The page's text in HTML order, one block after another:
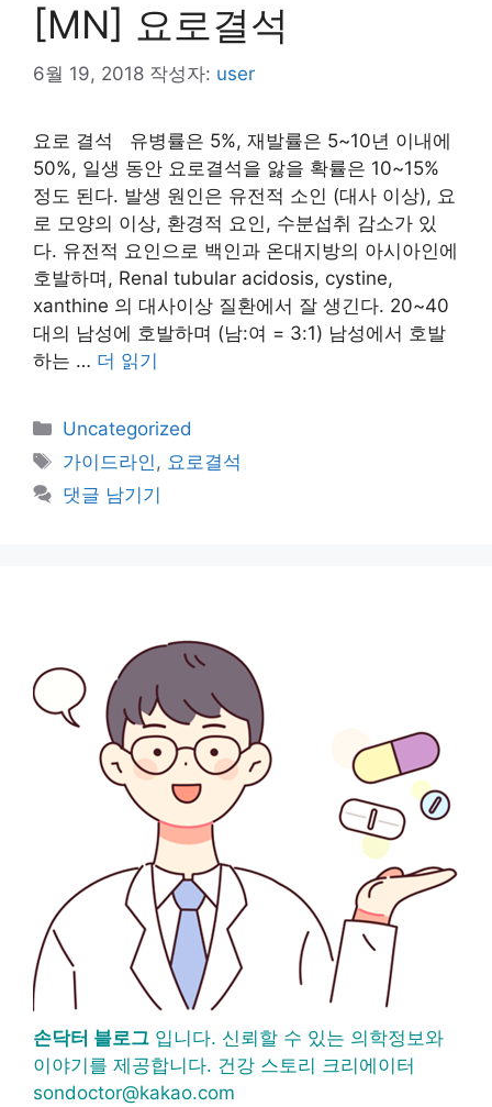
[MN] 요로결석
6월 19, 2018 작성자: user
요로 결석 유병률은 5%, 재발률은 5~10년 이내에
50%, 일생 동안 요로결석을 앓을 확률은 10~15%
정도 된다. 발생 원인은 유전적 소인 (대사 이상), 요
로 모양의 이상, 환경적 요인, 수분섭취 감소가 있
다. 유전적 요인으로 백인과 온대지방의 아시아인에
호발하며, Renal tubular acidosis, cystine,
xanthine 의 대사이상 질환에서 잘 생긴다. 20~40
대의 남성에 호발하며 (남:여 = 3:1) 남성에서 호발
하는 … 더 읽기
카
테
고
리
Uncategorized
태
그
가이드라인 , 요로결석
댓글 남기기
손닥터 블로그 입니다. 신뢰할 수 있는 의학정보와
이야기를 제공합니다. 건강 스토리 크리에이터
sondoctor@kakao.com